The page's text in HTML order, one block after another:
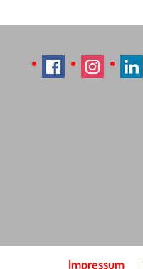
Impressum